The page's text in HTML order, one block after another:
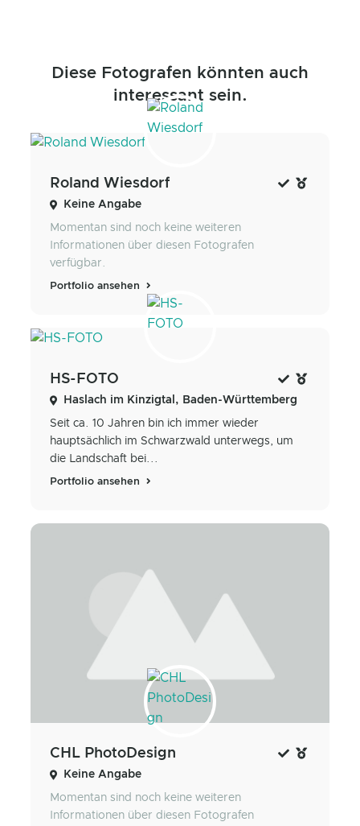
Diese Fotografen könnten auch
interessant sein.
Roland Wiesdorf
Keine Angabe
Momentan sind noch keine weiteren
Informationen über diesen Fotografen
verfügbar.
Portfolio ansehen
HS-FOTO
Haslach im Kinzigtal, Baden-Württemberg
Seit ca. 10 Jahren bin ich immer wieder
hauptsächlich im Schwarzwald unterwegs, um
die Landschaft bei...
Portfolio ansehen
CHL PhotoDesign
Keine Angabe
Momentan sind noch keine weiteren
Informationen über diesen Fotografen